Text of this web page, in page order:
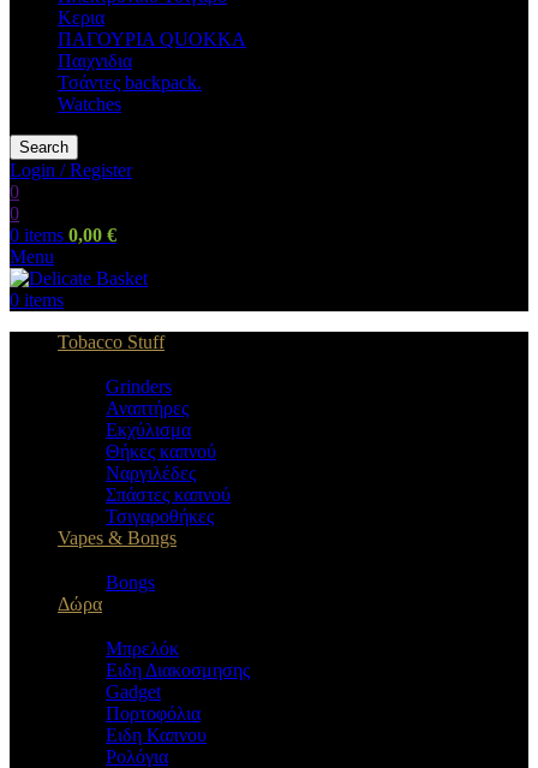
Κερια
ΠΑΓΟΥΡΙΑ QUOKKA
Παιχνιδια
Τσάντες backpack.
Watches
Search
Login / Register
0
0
0 items 0,00 €
Menu
0 items
Tobacco Stuff
Grinders
Αναπτήρες
Εκχύλισμα
Θήκες καπνού
Ναργιλέδες
Σπάστες καπνού
Τσιγαροθήκες
Vapes & Bongs
Bongs
Δώρα
Μπρελόκ
Eιδη Διακοσμησης
Gadget
Πορτοφόλια
Ειδη Καπνου
Ρολόγια